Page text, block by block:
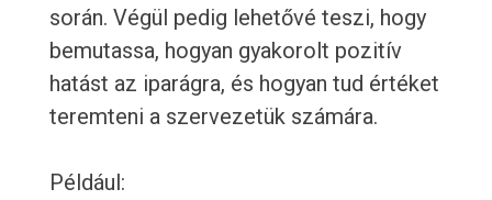
során. Végül pedig lehetővé teszi, hogy
bemutassa, hogyan gyakorolt pozitív
hatást az iparágra, és hogyan tud értéket
teremteni a szervezetük számára.
Például: